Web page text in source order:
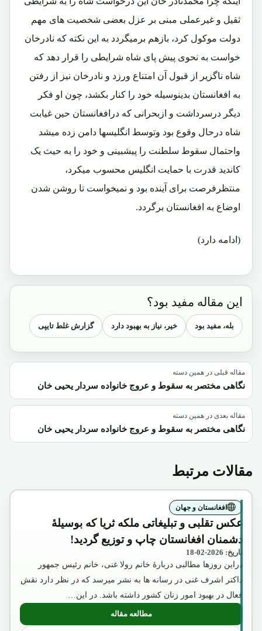
ثقیل و غیرعملی مبنی بر عزل بعضی شخصیت های مهم
دولت موکول کرد، بازهم برمیگردد به این نکته که نادرخان
خواست به نحوی پیش پای شاه شرایطی را قرار دهد که
شاه ناگزیر از قبول آن امتناع ورزد و نادرخان نیز از رفتن
به افغانستان بدینوسیله خود را کنار بکشد، چون او فکر
دیگر درسرداشت و ازبحرانی که درافغانستان حین غیابت
شاه درحال وقوع بود وتوسط انگلیسها دامن زده میشد
واحتمال سقوط سلطنت را پیشبینی و خود را به حیث یک
کاندید قدرت با حمایت انگلیس محسوب میکرد،
منتظرفرصت برای آینده بود و نمیخواست تا روشن شدن
اوضاع به افغانستان برگردد.
(ادامه دارد)
این مقاله مفید بود؟
بله، مفید بود خیر، نیاز به بهبود دارد گزارش غلط تایپی
مقاله قبلی در همین دسته
نگاهی مختصر به سقوط و عروج خانواده سردار یحیی خان
مقاله بعدی در همین دسته
نگاهی مختصر به سقوط و عروج خانواده سردار یحیی خان
مقالات مرتبط
افغانستان و جهان
عکس تقلبی و تبلیغاتی ملکه ثریا که بوسیلۀ
دشمنان افغانستان چاپ و توزیع گردید!
تاریخ: 2026-02-18
دراین روزها مطالبی دربارۀ خانم رولا غنی، خانم رئیس جمهور
داکتر اشرف غنی در رسانه ها به نشر میرسد که در نظر دارد نقش
فعال در بهبود امور زنان کشور داشته باشد. در این…
مطالعه مقاله: عکس تقلبی و تبلیغاتی ملکه ثریا که